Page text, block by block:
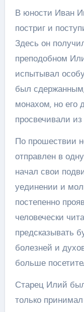
В юности Иван
постриг и
Здесь он
преподобном
испытывал
был
монахом, но его
просвечивали из
По прошествии
отправлен в
начал свои
уединении и
постепенно
человечески
предсказывать
болезней и
больше
Старец Илий
только